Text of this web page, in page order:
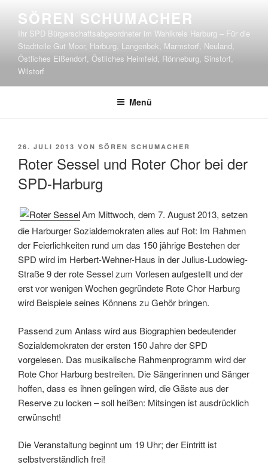
Inhalt
springen
SÖREN SCHUMACHER
Ihr SPD Bürgerschaftsabgeordneter im Wahlkreis Harburg – Für die
Stadtteile Gut Moor, Harburg, Langenbek, Marmstorf, Neuland,
Östliches Eißendorf, Östliches Heimfeld, Rönneburg, Sinstorf,
Wilstorf
Menü
VERÖFFENTLICHT
26. JULI 2013 VON SÖREN SCHUMACHER
Roter Sessel und Roter Chor bei der
SPD-Harburg
Am Mittwoch, dem 7. August 2013, setzen
die Harburger Sozialdemokraten alles auf Rot: Im Rahmen
der Feierlichkeiten rund um das 150 jährige Bestehen der
SPD wird im Herbert-Wehner-Haus in der Julius-Ludowieg-
Straße 9 der rote Sessel zum Vorlesen aufgestellt und der
erst vor wenigen Wochen gegründete Rote Chor Harburg
wird Beispiele seines Könnens zu Gehör bringen.
Passend zum Anlass wird aus Biographien bedeutender
Sozialdemokraten der ersten 150 Jahre der SPD
vorgelesen. Das musikalische Rahmenprogramm wird der
Rote Chor Harburg bestreiten. Die Sängerinnen und Sänger
hoffen, dass es ihnen gelingen wird, die Gäste aus der
Reserve zu locken – soll heißen: Mitsingen ist ausdrücklich
erwünscht!
Die Veranstaltung beginnt um 19 Uhr; der Eintritt ist
selbstverständlich frei!